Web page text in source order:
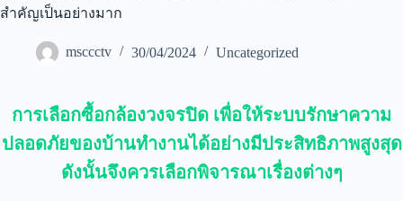
สำคัญเป็นอย่างมาก
msccctv 30/04/2024 Uncategorized
การเลือกซื้อกล้องวงจรปิด เพื่อให้ระบบรักษาความ
ปลอดภัยของบ้านทำงานได้อย่างมีประสิทธิภาพสูงสุด
ดังนั้นจึงควรเลือกพิจารณาเรื่องต่างๆ